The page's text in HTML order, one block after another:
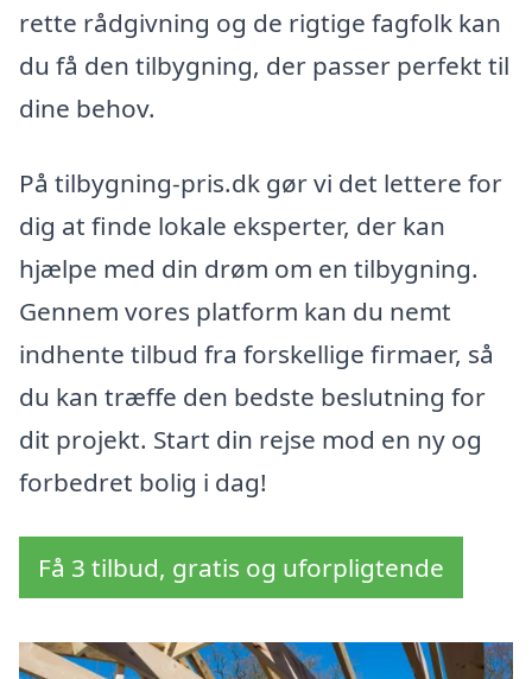
rette rådgivning og de rigtige fagfolk kan
du få den tilbygning, der passer perfekt til
dine behov.
På tilbygning-pris.dk gør vi det lettere for
dig at finde lokale eksperter, der kan
hjælpe med din drøm om en tilbygning.
Gennem vores platform kan du nemt
indhente tilbud fra forskellige firmaer, så
du kan træffe den bedste beslutning for
dit projekt. Start din rejse mod en ny og
forbedret bolig i dag!
Få 3 tilbud, gratis og uforpligtende